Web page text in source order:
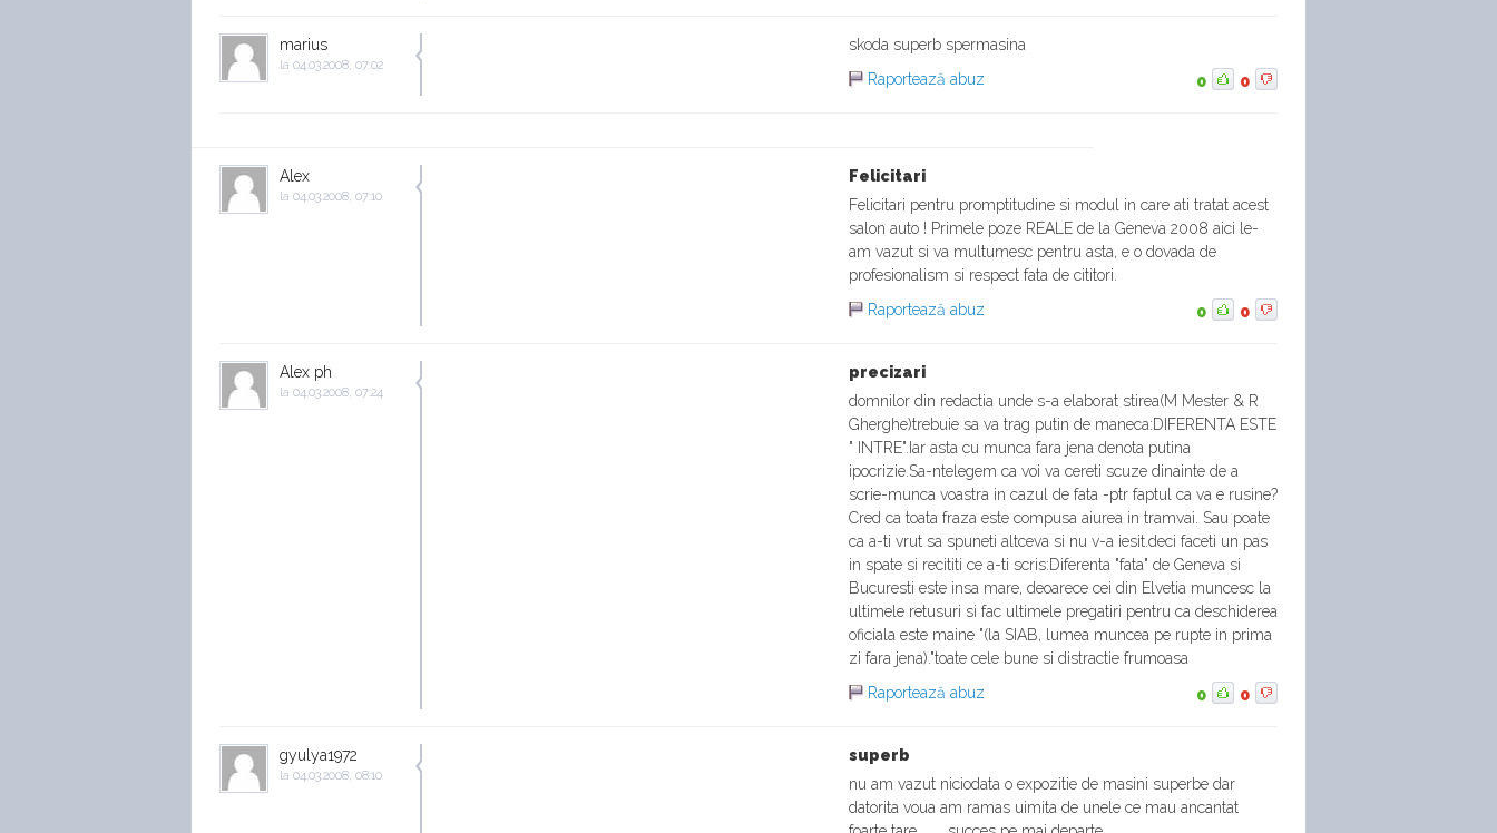
marius
la 04.03.2008, 07:02
skoda superb spermasina
Raportează abuz
0 0
Alex
la 04.03.2008, 07:10
Felicitari
Felicitari pentru promptitudine si modul in care ati tratat acest
salon auto ! Primele poze REALE de la Geneva 2008 aici le-
am vazut si va multumesc pentru asta, e o dovada de
profesionalism si respect fata de cititori.
Raportează abuz
0 0
Alex ph
la 04.03.2008, 07:24
precizari
domnilor din redactia unde s-a elaborat stirea(M Mester & R
Gherghe)trebuie sa va trag putin de maneca:DIFERENTA ESTE
" INTRE".Iar asta cu munca fara jena denota putina
ipocrizie.Sa-ntelegem ca voi va cereti scuze dinainte de a
scrie-munca voastra in cazul de fata -ptr faptul ca va e rusine?
Cred ca toata fraza este compusa aiurea in tramvai. Sau poate
ca a-ti vrut sa spuneti altceva si nu v-a iesit.deci faceti un pas
in spate si recititi ce a-ti scris:Diferenta "fata" de Geneva si
Bucuresti este insa mare, deoarece cei din Elvetia muncesc la
ultimele retusuri si fac ultimele pregatiri pentru ca deschiderea
oficiala este maine "(la SIAB, lumea muncea pe rupte in prima
zi fara jena)."toate cele bune si distractie frumoasa
Raportează abuz
0 0
gyulya1972
la 04.03.2008, 08:10
superb
nu am vazut niciodata o expozitie de masini superbe dar
datorita voua am ramas uimita de unele ce mau ancantat